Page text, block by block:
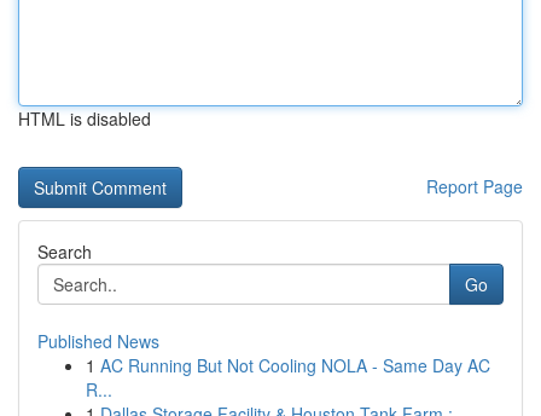
HTML is disabled
Report Page
Search
Go
Published News
1 AC Running But Not Cooling NOLA - Same Day AC
R...